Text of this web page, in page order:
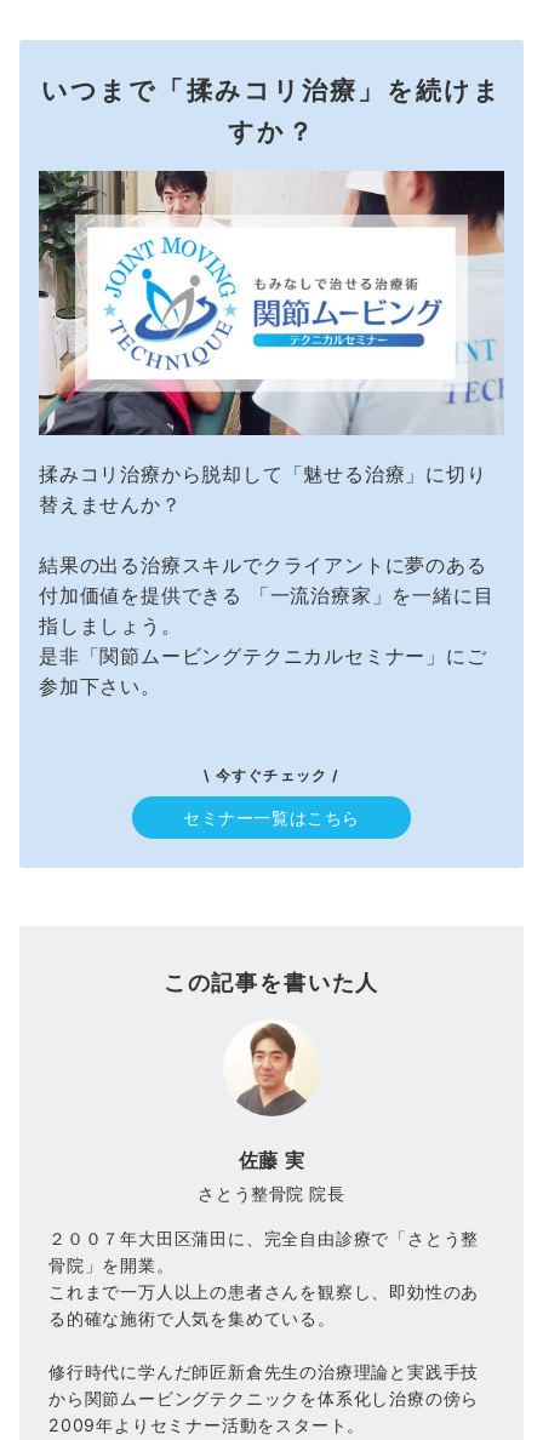
いつまで「揉みコリ治療」を続けま
すか？
揉みコリ治療から脱却して「魅せる治療」に切り
替えませんか？
結果の出る治療スキルでクライアントに夢のある
付加価値を提供できる 「一流治療家」を一緒に目
指しましょう。
是非「関節ムービングテクニカルセミナー」にご
参加下さい。
\ 今すぐチェック /
セミナー一覧はこちら
この記事を書いた人
佐藤 実
さとう整骨院 院長
２００７年大田区蒲田に、完全自由診療で「さとう整
骨院」を開業。
これまで一万人以上の患者さんを観察し、即効性のあ
る的確な施術で人気を集めている。
修行時代に学んだ師匠新倉先生の治療理論と実践手技
から関節ムービングテクニックを体系化し治療の傍ら
2009年よりセミナー活動をスタート。